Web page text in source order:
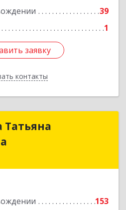
39
1
заявку
контакты
заявку
Назад
153
Татьяна
Подробнее